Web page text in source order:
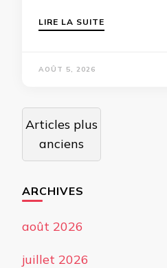
LIRE LA SUITE
AOÛT 5, 2026
Navigation
des
articles
Articles plus
anciens
ARCHIVES
août 2026
juillet 2026